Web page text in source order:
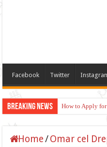
Facebook Twitter
Breaking News How to Apply
Home/Omar cel